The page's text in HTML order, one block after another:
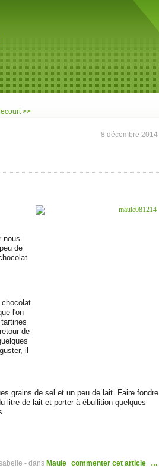
>>
8 décembre 2014
nous
de
l'on
de
il
grains de sel et un peu de lait. Faire fondre
litre de lait et porter à ébullition quelques
- dans Maule commenter cet article …